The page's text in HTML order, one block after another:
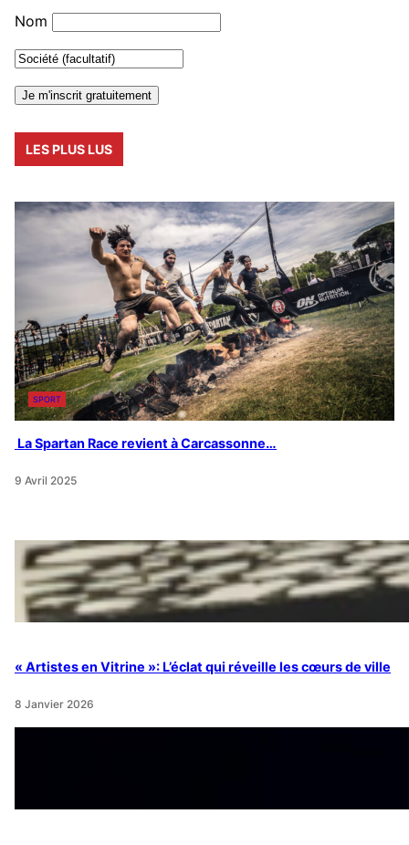
Nom
LES PLUS LUS
SPORT
La Spartan Race revient à Carcassonne…
9 Avril 2025
« Artistes en Vitrine »: L’éclat qui réveille les cœurs de ville
8 Janvier 2026